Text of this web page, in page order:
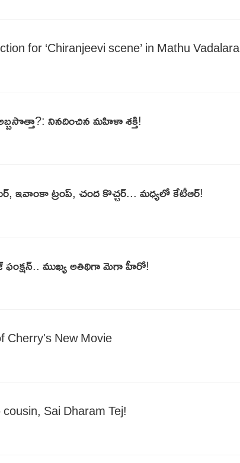
for ‘Chiranjeevi scene’ in Mathu Vadalara
నినదించిన మహిళా శక్తి!
ఇవాంకా ట్రంప్, చంద కొచ్చర్... మధ్యలో కేటీఆర్!
ఫంక్ష‌న్‌.. ముఖ్య అతిథిగా మెగా హీరో!
Cherry's New Movie
Sai Dharam Tej!